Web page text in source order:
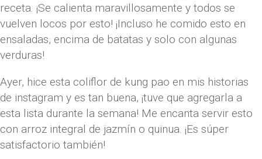
receta. ¡Se calienta maravillosamente y todos se
vuelven locos por esto! ¡Incluso he comido esto en
ensaladas, encima de batatas y solo con algunas
verduras!
Ayer, hice esta coliflor de kung pao en mis historias
de instagram y es tan buena, ¡tuve que agregarla a
esta lista durante la semana! Me encanta servir esto
con arroz integral de jazmín o quinua. ¡Es súper
satisfactorio también!